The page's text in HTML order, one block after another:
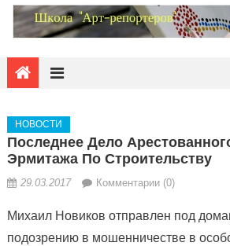
НОВОСТИ
Последнее Дело
Эрмитажа По Строительству
29.03.2017 Комментарии (0)
Михаил Новиков отправлен под
подозрению в мошенничестве в